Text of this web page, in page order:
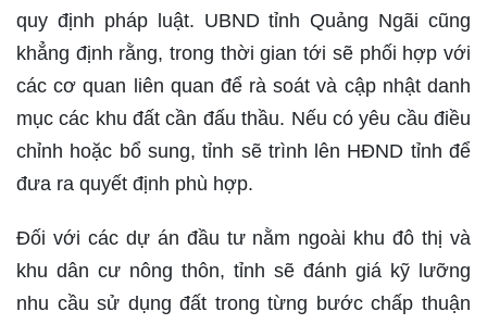
quy định pháp luật. UBND tỉnh Quảng Ngãi cũng
khẳng định rằng, trong thời gian tới sẽ phối hợp với
các cơ quan liên quan để rà soát và cập nhật danh
mục các khu đất cần đấu thầu. Nếu có yêu cầu điều
chỉnh hoặc bổ sung, tỉnh sẽ trình lên HĐND tỉnh để
đưa ra quyết định phù hợp.
Đối với các dự án đầu tư nằm ngoài khu đô thị và
khu dân cư nông thôn, tỉnh sẽ đánh giá kỹ lưỡng
nhu cầu sử dụng đất trong từng bước chấp thuận